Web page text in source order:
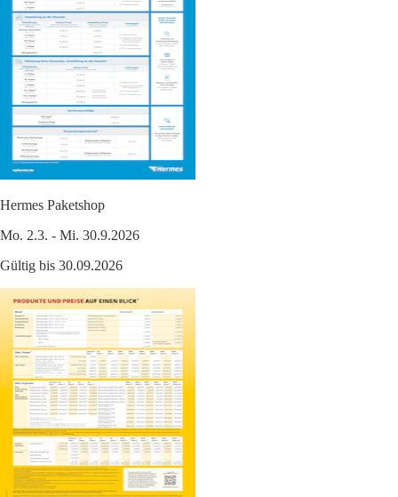
Hermes Paketshop
Mo. 2.3. - Mi. 30.9.2026
Gültig bis 30.09.2026